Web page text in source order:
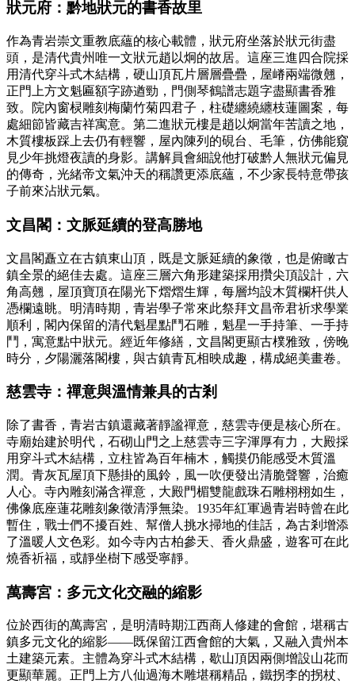
狀元府：黔地狀元的書香故里
作為青岩崇文重教底蘊的核心載體，狀元府坐落於狀元街盡
頭，是清代貴州唯一文狀元趙以炯的故居。這座三進四合院採
用清代穿斗式木結構，硬山頂瓦片層層疊疊，屋嵴兩端微翹，
正門上方文魁匾額字跡遒勁，門側琴鶴譜志題字盡顯書香雅
致。院內窗棂雕刻梅蘭竹菊四君子，柱礎纏繞纏枝蓮圖案，每
處細節皆藏吉祥寓意。第二進狀元樓是趙以炯當年苦讀之地，
木質樓板踩上去仍有輕響，屋內陳列的硯台、毛筆，仿佛能窺
見少年挑燈夜讀的身影。講解員會細說他打破黔人無狀元偏見
的傳奇，光緒帝文氣沖天的稱讚更添底蘊，不少家長特意帶孩
子前來沾狀元氣。
文昌閣：文脈延續的登高勝地
文昌閣矗立在古鎮東山頂，既是文脈延續的象徵，也是俯瞰古
鎮全景的絕佳去處。這座三層六角形建築採用攢尖頂設計，六
角高翹，屋頂寶頂在陽光下熠熠生輝，每層均設木質欄杆供人
憑欄遠眺。明清時期，青岩學子常來此祭拜文昌帝君祈求學業
順利，閣內保留的清代魁星點鬥石雕，魁星一手持筆、一手持
鬥，寓意點中狀元。經近年修繕，文昌閣更顯古樸雅致，傍晚
時分，夕陽灑落閣樓，與古鎮青瓦相映成趣，構成絕美畫卷。
慈雲寺：禪意與溫情兼具的古剎
除了書香，青岩古鎮還藏著靜謐禪意，慈雲寺便是核心所在。
寺廟始建於明代，石砌山門之上慈雲寺三字渾厚有力，大殿採
用穿斗式木結構，立柱皆為百年楠木，觸摸仍能感受木質溫
潤。青灰瓦屋頂下懸掛的風鈴，風一吹便發出清脆聲響，治癒
人心。寺內雕刻滿含禪意，大殿門楣雙龍戲珠石雕栩栩如生，
佛像底座蓮花雕刻象徵清淨無染。1935年紅軍過青岩時曾在此
暫住，戰士們不擾百姓、幫僧人挑水掃地的佳話，為古剎增添
了溫暖人文色彩。如今寺內古柏參天、香火鼎盛，遊客可在此
燒香祈福，或靜坐樹下感受寧靜。
萬壽宮：多元文化交融的縮影
位於西街的萬壽宮，是明清時期江西商人修建的會館，堪稱古
鎮多元文化的縮影——既保留江西會館的大氣，又融入貴州本
土建築元素。主體為穿斗式木結構，歇山頂因兩側增設山花而
更顯華麗。正門上方八仙過海木雕堪稱精品，鐵拐李的拐杖、